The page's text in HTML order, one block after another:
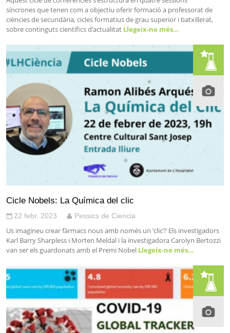
síncrones que tenen com a objectiu oferir formació a professorat de
ciències de secundària, cicles formatius de grau superior i batxillerat,
sobre continguts científics d’actualitat Llegeix-ne més…
Cicle Nobels: La Química del clic
22 febr. 2023 Pessics de Ciencia
Us imagineu crear fàrmacs nous amb només un ‘clic’? Els investigadors
Karl Barry Sharpless i Morten Meldal i la investigadora Carolyn Bertozzi
van ser els guardonats amb el Premi Nobel Llegeix-ne més…